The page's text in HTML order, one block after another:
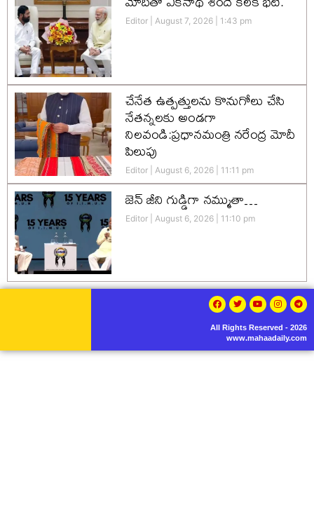
Editor August 7, 2026 1:43 pm
చేనేత ఉత్పత్తులను కొనుగోలు చేసి
నేతన్నలకు అండగా
నిలవండి:ప్రధానమంత్రి నరేంద్ర మోదీ
పిలుపు
Editor August 6, 2026 11:11 pm
జెన్‌ జీని గుడ్డిగా నమ్ముతా…
Editor August 6, 2026 11:10 pm
All Rights Reserved - 2026
www.mahaadaily.com